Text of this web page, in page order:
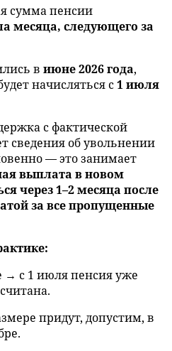
сумма пенсии
месяца, следующего за
в июне 2026 года,
начисляться с1 июля
с фактической
сведения об увольнении
— это занимает
выплата в новом
через 1–2 месяца после
за все пропущенные
с 1 июля пенсия уже
придут, допустим, в